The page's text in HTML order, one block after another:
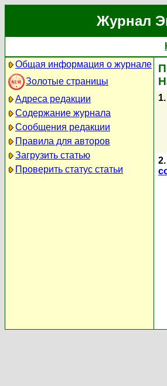
Журнал
Общая информация о журнале
Золотые страницы
Адреса редакции
Содержание журнала
Сообщения редакции
Правила для авторов
Загрузить статью
Проверить статус статьи
1.
2.